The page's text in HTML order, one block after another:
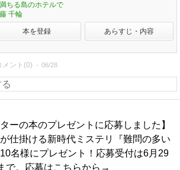
ちる島のホテルで
千輪
本を登録 あらすじ・内容
メント(0) 06/28
ターの本のプレゼントに応募しました】
仕掛ける新時代ミステリ『難問の多い
名様にプレゼント！応募受付は6月29
で。応募はこちらから→